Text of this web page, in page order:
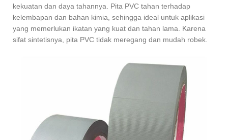
kekuatan dan daya tahannya. Pita PVC tahan terhadap
kelembapan dan bahan kimia, sehingga ideal untuk aplikasi
yang memerlukan ikatan yang kuat dan tahan lama. Karena
sifat sintetisnya, pita PVC tidak meregang dan mudah robek.